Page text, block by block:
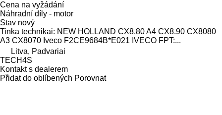
Cena na vyžádání
Náhradní díly - motor
Stav nový
Tinka technikai: NEW HOLLAND CX8.80 A4 CX8.90 CX8080
A3 CX8070 Iveco F2CE9684B*E021 IVECO FPT:...
Litva, Padvariai
TECH4S
Kontakt s dealerem
Přidat do oblíbených Porovnat